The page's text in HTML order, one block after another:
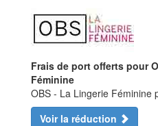
Frais de port offerts pour
Féminine
OBS - La Lingerie Féminine
Voir la réduction